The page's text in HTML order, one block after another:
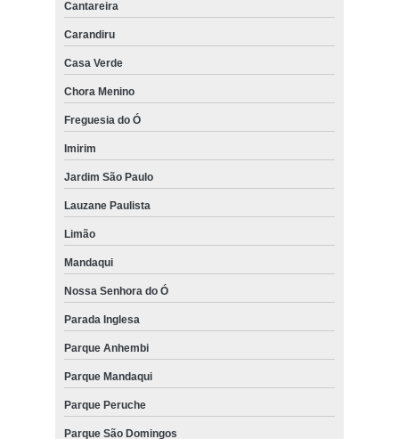
Cantareira
Carandiru
Casa Verde
Chora Menino
Freguesia do Ó
Imirim
Jardim São Paulo
Lauzane Paulista
Limão
Mandaqui
Nossa Senhora do Ó
Parada Inglesa
Parque Anhembi
Parque Mandaqui
Parque Peruche
Parque São Domingos